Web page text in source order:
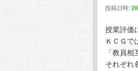
投稿日時:
授業評価
ＫＣＧで
「教員
それぞれ